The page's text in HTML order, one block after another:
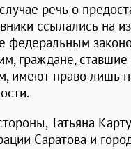
речь о
ссылались на
федеральным
граждане,
имеют право лишь
Татьяна
Саратова и